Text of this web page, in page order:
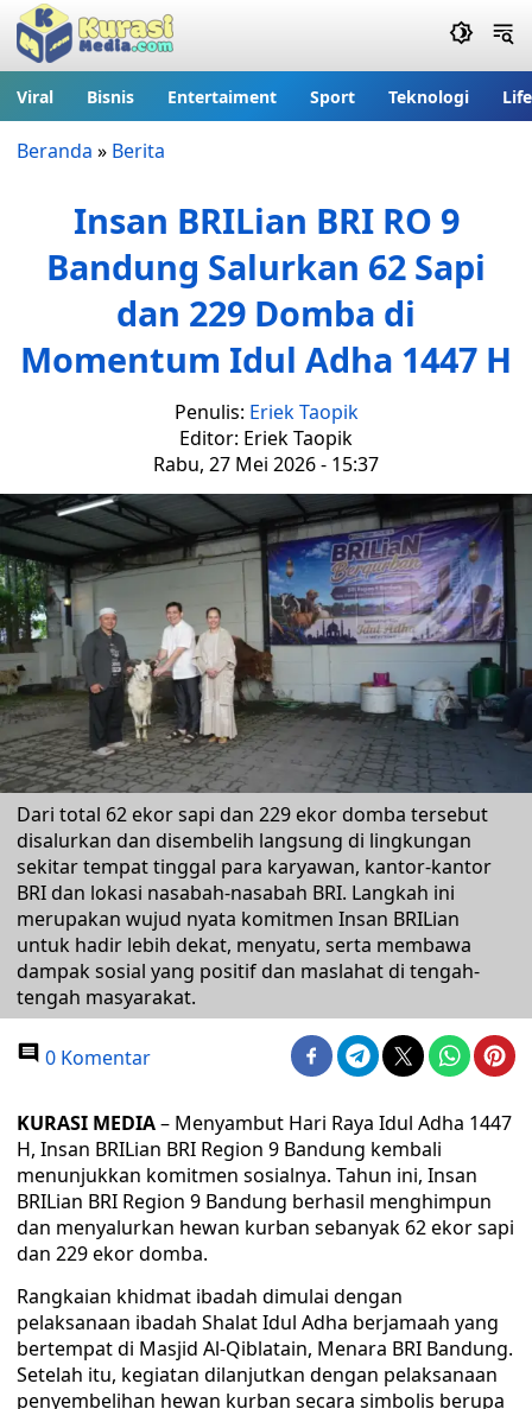
Viral Bisnis Entertaiment Sport Teknologi
Beranda » Berita
Insan BRILian BRI RO 9
Bandung Salurkan 62 Sapi
dan 229 Domba di
Momentum Idul Adha 1447 H
Penulis: Eriek Taopik
Editor: Eriek Taopik
Rabu, 27 Mei 2026 - 15:37
Dari total 62 ekor sapi dan 229 ekor domba tersebut
disalurkan dan disembelih langsung di lingkungan
sekitar tempat tinggal para karyawan, kantor-kantor
BRI dan lokasi nasabah-nasabah BRI. Langkah ini
merupakan wujud nyata komitmen Insan BRILian
untuk hadir lebih dekat, menyatu, serta membawa
dampak sosial yang positif dan maslahat di tengah-
tengah masyarakat.
0 Komentar
KURASI MEDIA– Menyambut Hari Raya Idul Adha 1447
H, Insan BRILian BRI Region 9 Bandung kembali
menunjukkan komitmen sosialnya. Tahun ini, Insan
BRILian BRI Region 9 Bandung berhasil menghimpun
dan menyalurkan hewan kurban sebanyak 62 ekor sapi
dan 229 ekor domba.
​Rangkaian khidmat ibadah dimulai dengan
pelaksanaan ibadah Shalat Idul Adha berjamaah yang
bertempat di Masjid Al-Qiblatain, Menara BRI Bandung.
Setelah itu, kegiatan dilanjutkan dengan pelaksanaan
penyembelihan hewan kurban secara simbolis berupa